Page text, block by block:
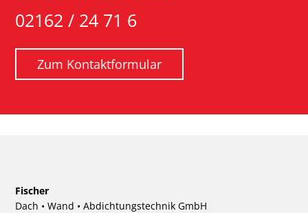
02162 / 24 71 6
Zum Kontaktformular
Fischer
Dach • Wand • Abdichtungstechnik GmbH